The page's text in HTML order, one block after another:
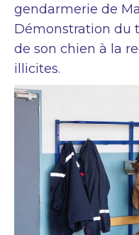
gendarmerie de
Démonstration du
de son chien à la
illicites.